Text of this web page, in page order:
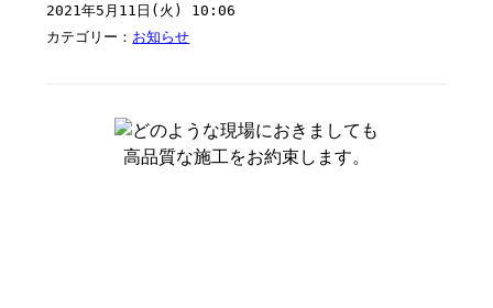
2021年5月11日(火) 10:06
カテゴリー： お知らせ